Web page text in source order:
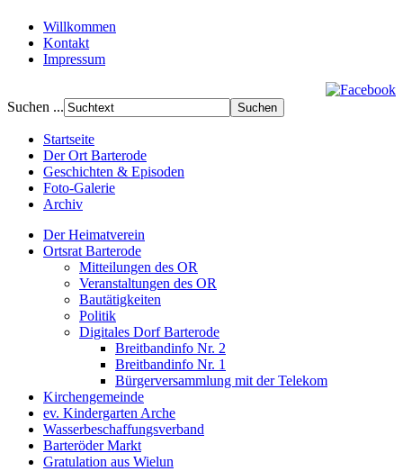
Willkommen
Kontakt
Impressum
Suchen ...
Startseite
Der Ort Barterode
Geschichten & Episoden
Foto-Galerie
Archiv
Der Heimatverein
Ortsrat Barterode
Mitteilungen des OR
Veranstaltungen des OR
Bautätigkeiten
Politik
Digitales Dorf Barterode
Breitbandinfo Nr. 2
Breitbandinfo Nr. 1
Bürgerversammlung mit der Telekom
Kirchengemeinde
ev. Kindergarten Arche
Wasserbeschaffungsverband
Barteröder Markt
Gratulation aus Wielun